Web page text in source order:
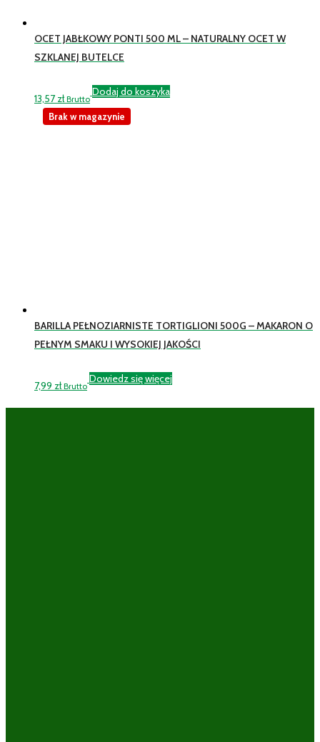
OCET JABŁKOWY PONTI 500 ML – NATURALNY OCET W
SZKLANEJ BUTELCE
13,57zł Brutto
Dodaj do koszyka
BARILLA PEŁNOZIARNISTE TORTIGLIONI 500G – MAKARON O
PEŁNYM SMAKU I WYSOKIEJ JAKOŚCI
7,99 zł Brutto
Dowiedz się więcej
Brak w magazynie